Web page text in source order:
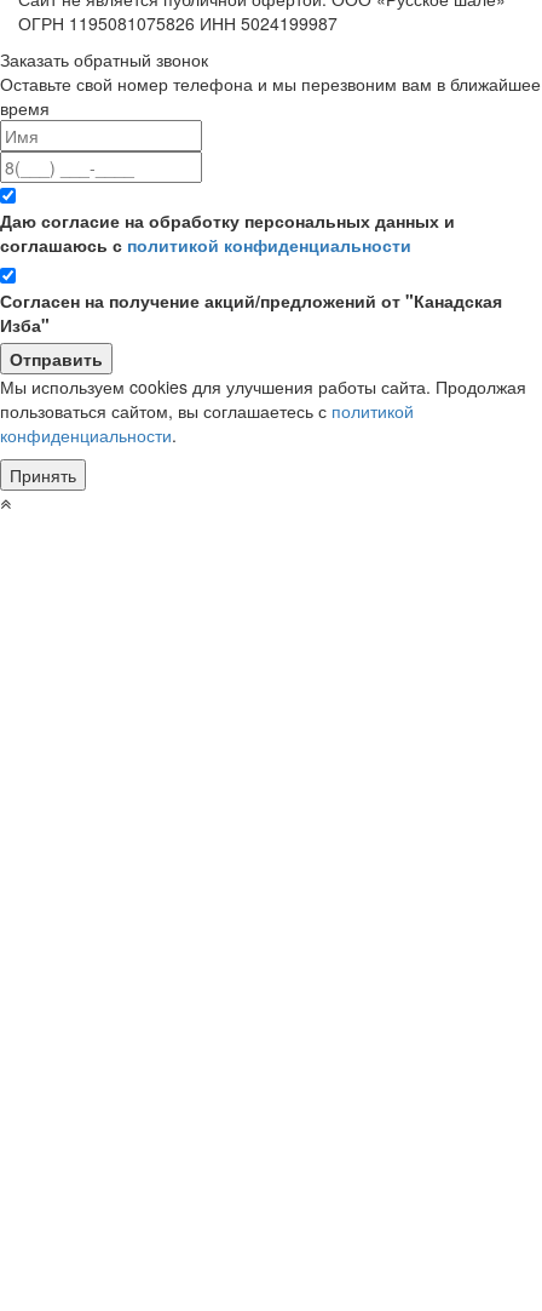
ОГРН 1195081075826 ИНН 5024199987
Заказать обратный звонок
Оставьте свой номер телефона и мы перезвоним вам в ближайшее
время
Даю согласие на обработку персональных данных и
соглашаюсь с политикой конфиденциальности
Согласен на получение акций/предложений от "Канадская
Изба"
Мы используем cookies для улучшения работы сайта. Продолжая
пользоваться сайтом, вы соглашаетесь с политикой
конфиденциальности.
Принять